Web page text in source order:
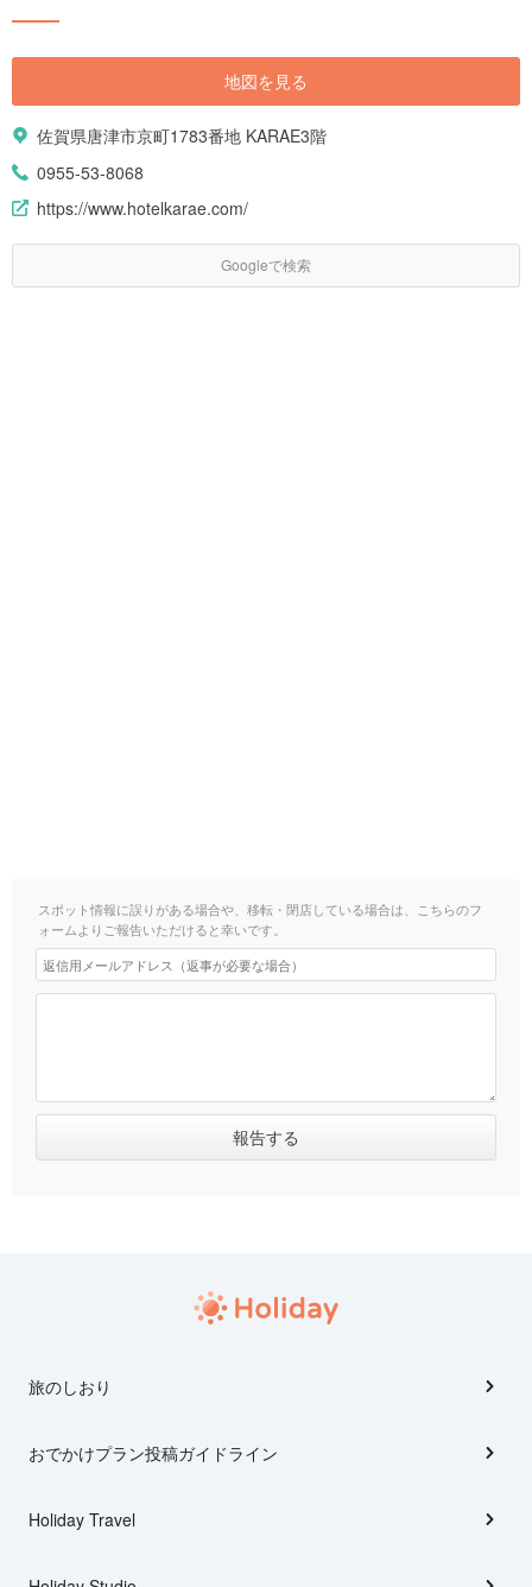
地図を見る
佐賀県唐津市京町1783番地 KARAE3階
0955-53-8068
https://www.hotelkarae.com/
Googleで検索
スポット情報に誤りがある場合や、移転・閉店している場合は、こちらのフ
ォームよりご報告いただけると幸いです。
旅のしおり
おでかけプラン投稿ガイドライン
Holiday Travel